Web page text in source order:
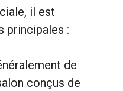
il est
principales :
de
conçus de